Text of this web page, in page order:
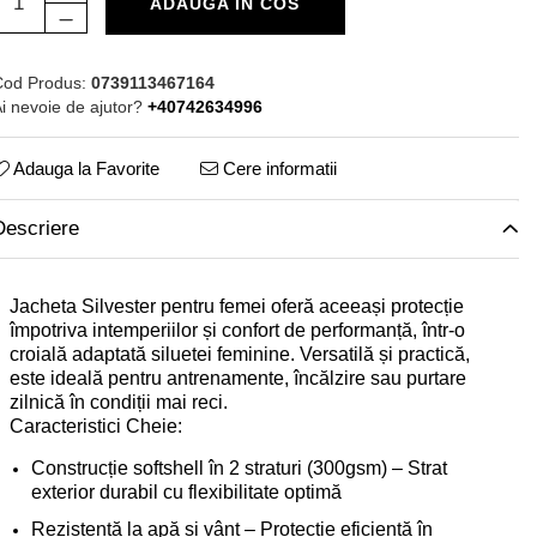
Produs: 0739113467164
nevoie de ajutor? +40742634996
Adauga la Favorite Cere informatii
Jacheta Silvester pentru femei oferă aceeași protecție
împotriva intemperiilor și confort de performanță, într-o
croială adaptată siluetei feminine. Versatilă și practică,
este ideală pentru antrenamente, încălzire sau purtare
zilnică în condiții mai reci.
Caracteristici Cheie:
Construcție softshell în 2 straturi (300gsm) – Strat
exterior durabil cu flexibilitate optimă
Rezistentă la apă și vânt – Protecție eficientă în